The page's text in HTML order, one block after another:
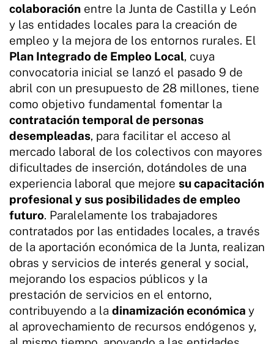
colaboración entre la Junta de Castilla y León
y las entidades locales para la creación de
empleo y la mejora de los entornos rurales. El
Plan Integrado de Empleo Local, cuya
convocatoria inicial se lanzó el pasado 9 de
abril con un presupuesto de 28 millones, tiene
como objetivo fundamental fomentar la
contratación temporal de personas
desempleadas, para facilitar el acceso al
mercado laboral de los colectivos con mayores
dificultades de inserción, dotándoles de una
experiencia laboral que mejore su capacitación
profesional y sus posibilidades de empleo
futuro. Paralelamente los trabajadores
contratados por las entidades locales, a través
de la aportación económica de la Junta, realizan
obras y servicios de interés general y social,
mejorando los espacios públicos y la
prestación de servicios en el entorno,
contribuyendo a la dinamización económica y
al aprovechamiento de recursos endógenos y,